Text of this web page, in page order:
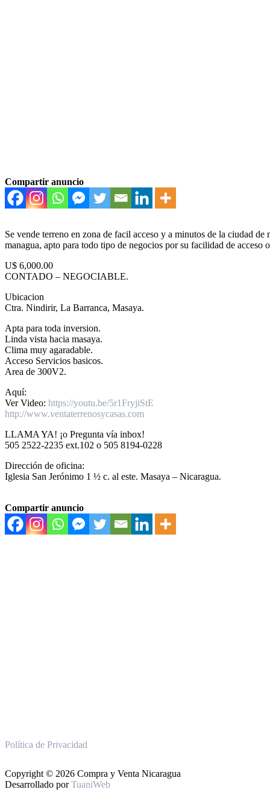
Compartir anuncio
Se vende terreno en zona de facil acceso y a minutos de la ciudad
managua, apto para todo tipo de negocios por su facilidad de acceso
U$ 6,000.00
CONTADO – NEGOCIABLE.
Ubicacion
Ctra. Nindirir, La Barranca, Masaya.
Apta para toda inversion.
Linda vista hacia masaya.
Clima muy agaradable.
Acceso Servicios basicos.
Area de 300V2.
Aquí:
Ver Video: https://youtu.be/5r1FryjiStE
http://www.ventaterrenosycasas.com
LLAMA YA! ¡o Pregunta vía inbox!
505 2522-2235 ext.102 o 505 8194-0228
Dirección de oficina:
Iglesia San Jerónimo 1 ½ c. al este. Masaya – Nicaragua.
Compartir anuncio
Política de Privacidad
Copyright © 2026 Compra y Venta Nicaragua
Desarrollado porTuaniWeb